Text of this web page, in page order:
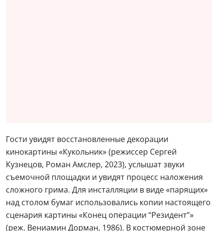
Гости увидят восстановленные декорации
кинокартины «Кукольник» (режиссер Сергей
Кузнецов, Роман Амслер, 2023), услышат звуки
съемочной площадки и увидят процесс наложения
сложного грима. Для инсталляции в виде «парящих»
над столом бумаг использовались копии настоящего
сценария картины «Конец операции “Резидент”»
(реж. Вениамин Дорман, 1986). В костюмерной зоне